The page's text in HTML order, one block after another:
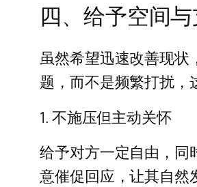
四、给予空间
虽然希望迅速改善现状
题，而不是频繁打扰，
1. 不施压但主动关怀
给予对方一定自由，同
意催促回应，让其自然